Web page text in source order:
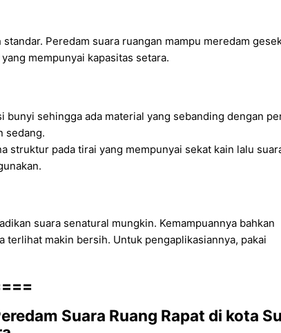
Peredam suara ruangan mampu meredam
mempunyai kapasitas setara.
sehingga ada material yang sebanding dengan
sedang.
struktur pada tirai yang mempunyai sekat kain lalu
suara senatural mungkin. Kemampuannya bahkan
terlihat makin bersih. Untuk pengaplikasiannya, pakai
Suara Ruang Rapat di kota